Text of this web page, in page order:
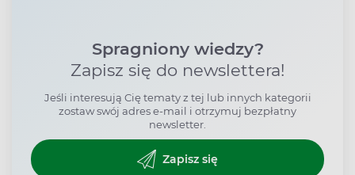
Spragniony wiedzy?
Zapisz się do newslettera!
Jeśli interesują Cię tematy z tej lub innych kategorii
zostaw swój adres e-mail i otrzymuj bezpłatny
newsletter.
Zapisz się